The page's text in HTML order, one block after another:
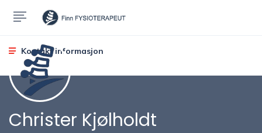
Kontakt informasjon
Christer Kjølholdt